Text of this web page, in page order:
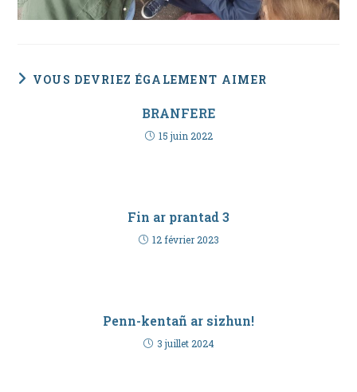
VOUS DEVRIEZ ÉGALEMENT AIMER
BRANFERE
15 juin 2022
Fin ar prantad 3
12 février 2023
Penn-kentañ ar sizhun!
3 juillet 2024